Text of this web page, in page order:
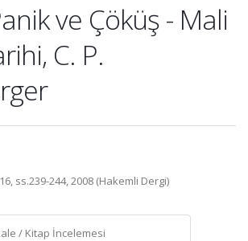
ve Çöküş - Mali
C. P.
ss.239-244, 2008 (Hakemli Dergi)
/ Kitap İncelemesi